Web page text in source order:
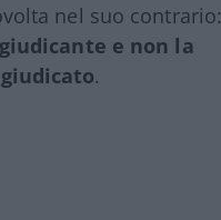
nel suo contrario:
e non la
.